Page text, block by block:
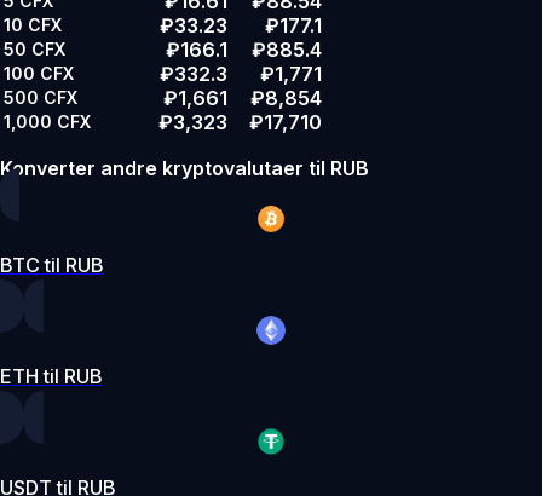
10 CFX ₽33.23 ₽177.1
50 CFX ₽166.1 ₽885.4
100 CFX ₽332.3 ₽1,771
500 CFX ₽1,661 ₽8,854
1,000 CFX ₽3,323
₽17,710
Konverter andre kryptovalutaer til RUB
BTC til RUB
ETH til RUB
USDT til RUB